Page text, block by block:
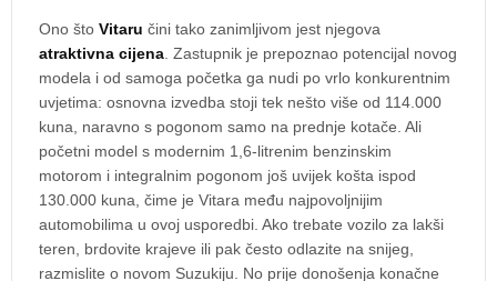
Ono što Vitaru čini tako zanimljivom jest njegova
atraktivna cijena. Zastupnik je prepoznao potencijal novog
modela i od samoga početka ga nudi po vrlo konkurentnim
uvjetima: osnovna izvedba stoji tek nešto više od 114.000
kuna, naravno s pogonom samo na prednje kotače. Ali
početni model s modernim 1,6-litrenim benzinskim
motorom i integralnim pogonom još uvijek košta ispod
130.000 kuna, čime je Vitara među najpovoljnijim
automobilima u ovoj usporedbi. Ako trebate vozilo za lakši
teren, brdovite krajeve ili pak često odlazite na snijeg,
razmislite o novom Suzukiju. No prije donošenja konačne